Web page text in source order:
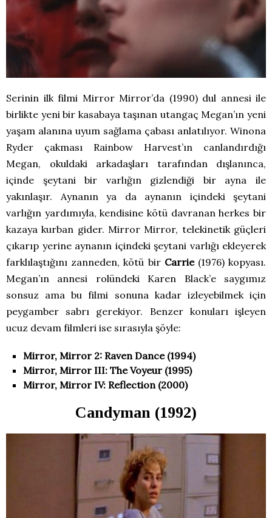
Serinin ilk filmi Mirror Mirror’da (1990) dul annesi ile
birlikte yeni bir kasabaya taşınan utangaç Megan’ın yeni
yaşam alanına uyum sağlama çabası anlatılıyor. Winona
Ryder çakması Rainbow Harvest’ın canlandırdığı
Megan, okuldaki arkadaşları tarafından dışlanınca,
içinde şeytani bir varlığın gizlendiği bir ayna ile
yakınlaşır. Aynanın ya da aynanın içindeki şeytani
varlığın yardımıyla, kendisine kötü davranan herkes bir
kazaya kurban gider. Mirror Mirror, telekinetik güçleri
çıkarıp yerine aynanın içindeki şeytani varlığı ekleyerek
farklılaştığını zanneden, kötü bir Carrie(1976) kopyası.
Megan’ın annesi rolündeki Karen Black’e saygımız
sonsuz ama bu filmi sonuna kadar izleyebilmek için
peygamber sabrı gerekiyor. Benzer konuları işleyen
ucuz devam filmleri ise sırasıyla şöyle:
Mirror, Mirror 2: Raven Dance (1994)
Mirror, Mirror III: The Voyeur (1995)
Mirror, Mirror IV: Reflection (2000)
Candyman (1992)